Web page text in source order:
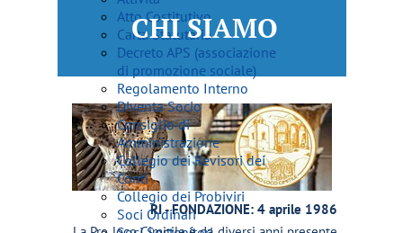
CHI SIAMO
Atto Costitutivo
Carta Statutaria
Decreto APS (associazione
di promozione sociale)
Regolamento Interno
Diventa Socio
Consiglio di
Amministrazione
Collegio dei Revisori dei
Conti
Collegio dei Probiviri
Soci Ordinari
RI - FONDAZIONE: 4 aprile 1986